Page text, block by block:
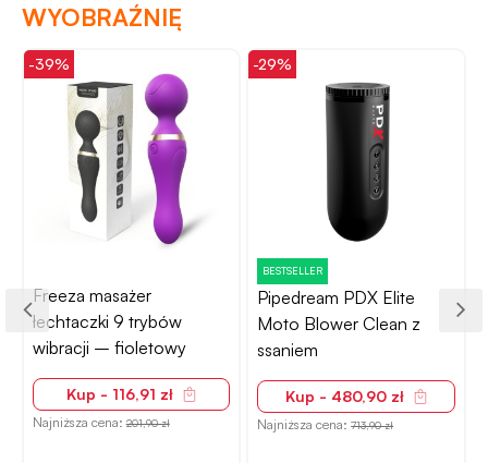
WYOBRAŹNIĘ
-29%
Pipedream PDX Elite
Moto Blower Clean z
ssaniem
Kup - 480,90 zł
Najniższa cena:713,90 zł
-26%
Power Escorts wibrator
łechtaczki wodoodporny
– czarny, 15 cm